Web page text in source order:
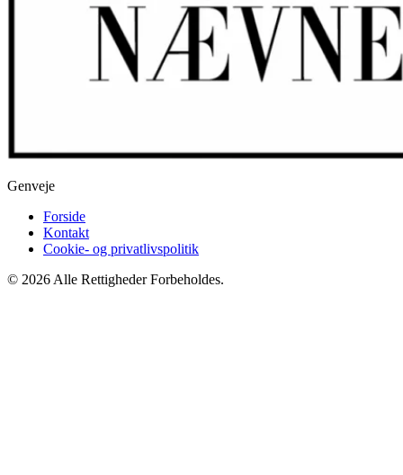
Genveje
Forside
Kontakt
Cookie- og privatlivspolitik
© 2026 Alle Rettigheder Forbeholdes.